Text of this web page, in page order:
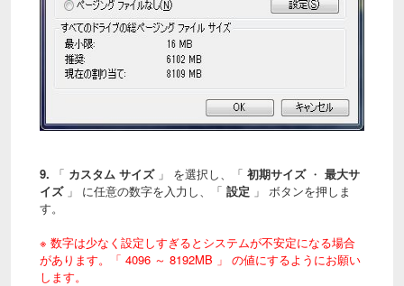
9. 「 カスタム サイズ」 を選択し、「 初期サイズ・ 最大サ
イズ」 に任意の数字を入力し、「 設定 」 ボタンを押しま
す。
※ 数字は少なく設定しすぎるとシステムが不安定になる場合
があります。「 4096 ～ 8192MB 」 の値にするようにお願い
します。